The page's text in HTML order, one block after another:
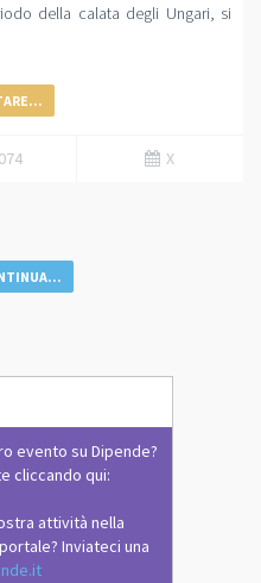
della calata degli Ungari, si
X
evento su Dipende?
cliccando qui:
attività nella
Inviateci una